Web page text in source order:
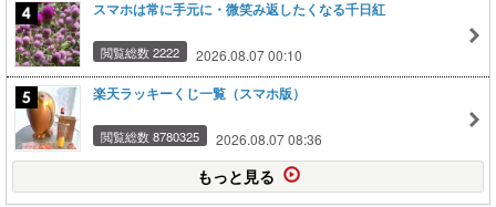
スマホは常に手元に・微笑み返したくなる千日紅
閲覧総数 2222 2026.08.07 00:10
楽天ラッキーくじ一覧（スマホ版）
閲覧総数 8780325 2026.08.07 08:36
もっと見る